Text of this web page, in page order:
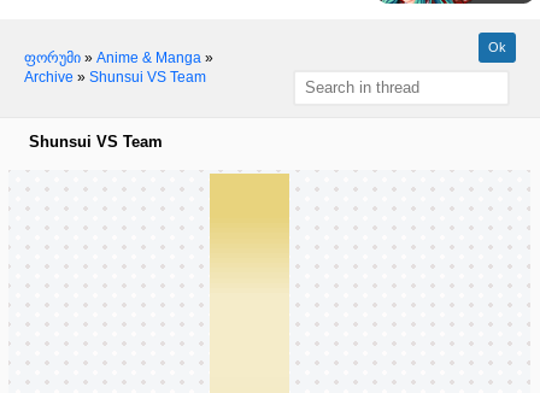
ფორუმი » Anime & Manga »
Archive » Shunsui VS Team
Shunsui VS Team